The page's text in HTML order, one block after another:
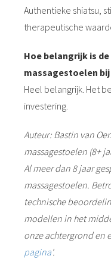
Authentieke shiatsu,
therapeutische
Hoe belangrijk is
massagestoelen
Heel belangrijk. Het
investering.
Auteur: Bastin van
massagestoelen (8+
Al meer dan 8 jaar
massagestoelen.
technische
modellen in het
onze achtergrond en
pagina'.